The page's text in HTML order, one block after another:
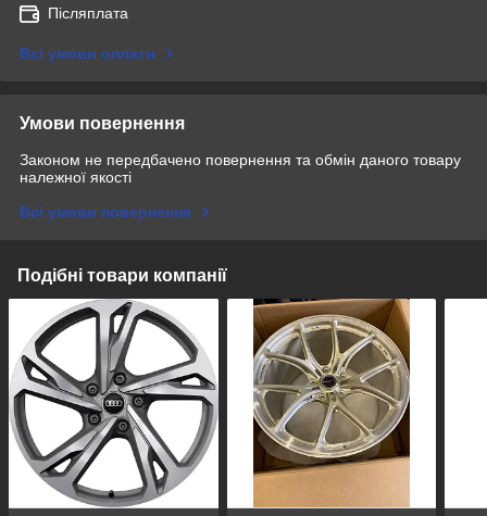
Післяплата
Всі умови оплати
Умови повернення
Законом не передбачено повернення та обмін даного товару
належної якості
Всі умови повернення
Подібні товари компанії